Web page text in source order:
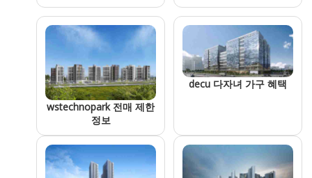
wstechnopark 전매 제한
정보
decu 다자녀 가구 혜택